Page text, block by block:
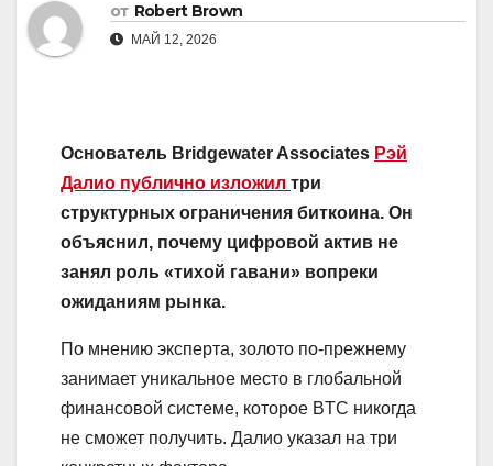
от Robert Brown
МАЙ 12, 2026
Основатель Bridgewater Associates Рэй
Далио публично изложил три
структурных ограничения биткоина. Он
объяснил, почему цифровой актив не
занял роль «тихой гавани» вопреки
ожиданиям рынка.
По мнению эксперта, золото по-прежнему
занимает уникальное место в глобальной
финансовой системе, которое BTC никогда
не сможет получить. Далио указал на три